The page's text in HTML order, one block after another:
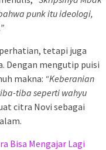
punk itu ideologi,
tetapi juga
Dengan mengutip puisi
makna: “Keberanian
tiba seperti wahyu
citra Novi sebagai
Bisa Mengajar Lagi